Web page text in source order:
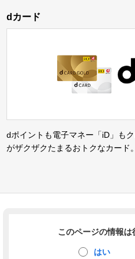
dカード
dポイントも電子マネー「iD」も
がザクザクたまるおトクなカード。
このページの情報は
はい